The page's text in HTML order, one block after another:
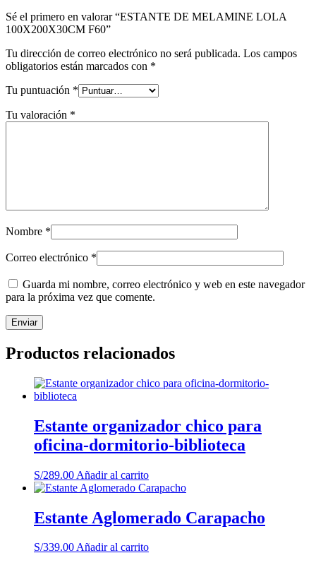
Sé el primero en valorar “ESTANTE DE MELAMINE LOLA
100X200X30CM F60”
Tu dirección de correo electrónico no será publicada. Los campos
obligatorios están marcados con *
Tu puntuación *
Tu valoración *
Nombre *
Correo electrónico *
Guarda mi nombre, correo electrónico y web en este navegador
para la próxima vez que comente.
Productos relacionados
Estante organizador chico para
oficina-dormitorio-biblioteca
S/289.00 Añadir al carrito
Estante Aglomerado Carapacho
S/339.00Añadir al carrito